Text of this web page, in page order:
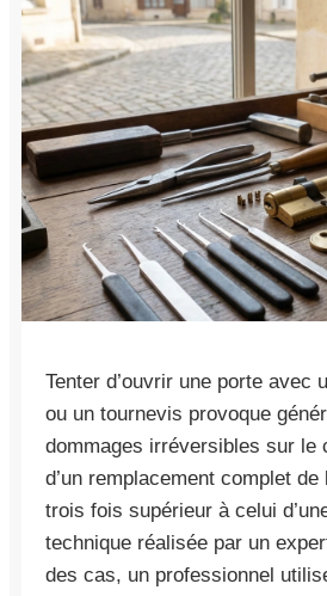
Tenter d’ouvrir une porte avec
ou un tournevis provoque
dommages irréversibles sur le
d’un remplacement complet
trois fois supérieur à celui
technique réalisée par un
des cas, un professionnel